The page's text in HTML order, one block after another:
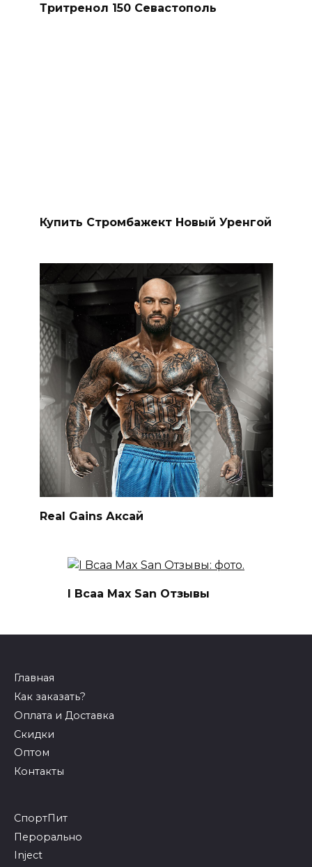
Тритренол 150 Севастополь
Купить Стромбажект Новый Уренгой
Real Gains Аксай
I Bcaa Max San Отзывы
Главная
Как заказать?
Оплата и Доставка
Скидки
Оптом
Контакты
СпортПит
Перорально
Inject